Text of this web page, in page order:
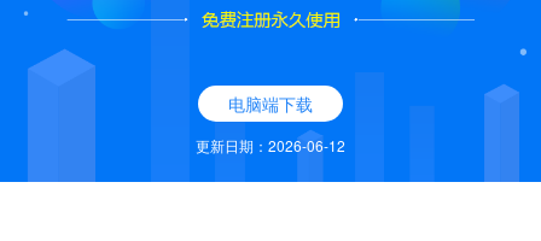
电脑端下载
更新日期：2026-06-12